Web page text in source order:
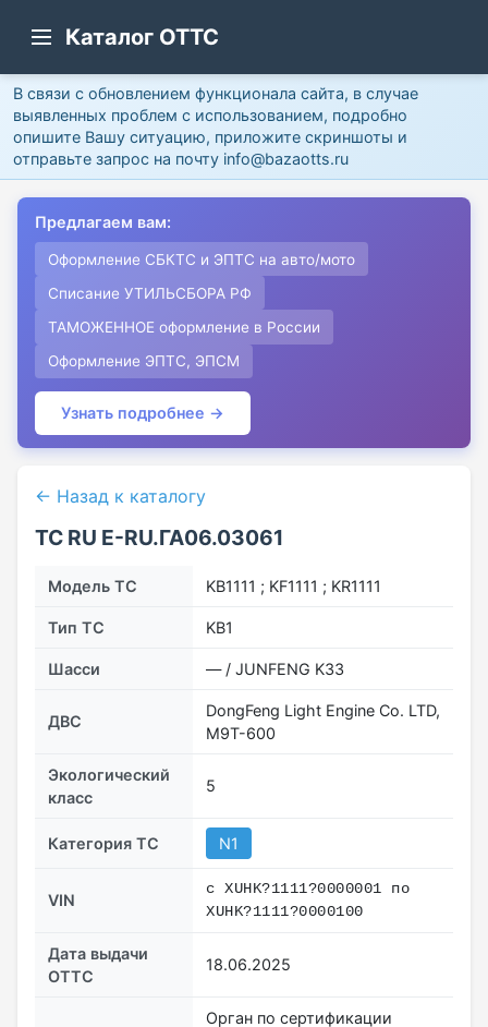
Каталог ОТТС
В связи с обновлением функционала сайта, в случае
выявленных проблем с использованием, подробно
опишите Вашу ситуацию, приложите скриншоты и
отправьте запрос на почту info@bazaotts.ru
Предлагаем вам:
Оформление СБКТС и ЭПТС на авто/мото
Списание УТИЛЬСБОРА РФ
ТАМОЖЕННОЕ оформление в России
Оформление ЭПТС, ЭПСМ
Узнать подробнее →
← Назад к каталогу
ТС RU Е-RU.ГА06.03061
Модель ТС KB1111 ; KF1111 ; KR1111
Тип ТС KB1
Шасси — / JUNFENG K33
ДВС
DongFeng Light Engine Co. LTD,
M9T-600
Экологический
класс
5
Категория ТС N1
VIN
с XUHK?1111?0000001 по
XUHK?1111?0000100
Дата выдачи
ОТТС
18.06.2025
Орган по сертификации